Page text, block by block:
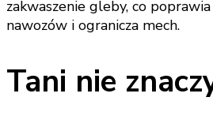
zakwaszenie gleby, co
nawozów i ogranicza mech.
Tani nie